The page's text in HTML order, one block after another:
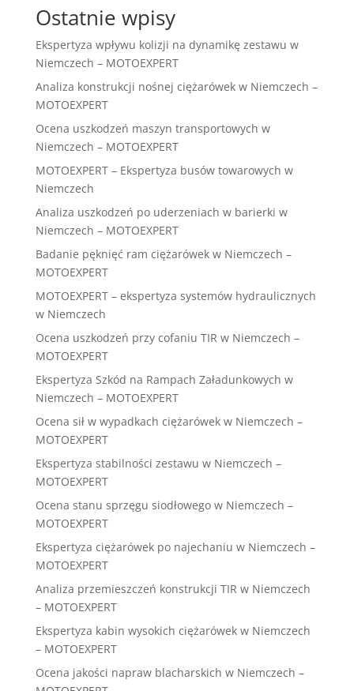
Ostatnie wpisy
Ekspertyza wpływu kolizji na dynamikę zestawu w
Niemczech – MOTOEXPERT
Analiza konstrukcji nośnej ciężarówek w Niemczech –
MOTOEXPERT
Ocena uszkodzeń maszyn transportowych w
Niemczech – MOTOEXPERT
MOTOEXPERT – Ekspertyza busów towarowych w
Niemczech
Analiza uszkodzeń po uderzeniach w barierki w
Niemczech – MOTOEXPERT
Badanie pęknięć ram ciężarówek w Niemczech –
MOTOEXPERT
MOTOEXPERT – ekspertyza systemów hydraulicznych
w Niemczech
Ocena uszkodzeń przy cofaniu TIR w Niemczech –
MOTOEXPERT
Ekspertyza Szkód na Rampach Załadunkowych w
Niemczech – MOTOEXPERT
Ocena sił w wypadkach ciężarówek w Niemczech –
MOTOEXPERT
Ekspertyza stabilności zestawu w Niemczech –
MOTOEXPERT
Ocena stanu sprzęgu siodłowego w Niemczech –
MOTOEXPERT
Ekspertyza ciężarówek po najechaniu w Niemczech –
MOTOEXPERT
Analiza przemieszczeń konstrukcji TIR w Niemczech
– MOTOEXPERT
Ekspertyza kabin wysokich ciężarówek w Niemczech
– MOTOEXPERT
Ocena jakości napraw blacharskich w Niemczech –